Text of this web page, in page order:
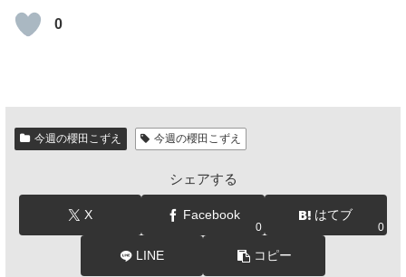
0
今週の櫻田こずえ 今週の櫻田こずえ
シェアする
X Facebook
0
はてブ
0
LINE コピー